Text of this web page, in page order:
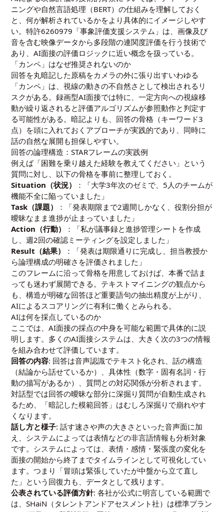
ニングや自然言語処理（BERT）の仕組みを理解しておく
と、何が解析されているかをより具体的にイメージしやす
い。特許6260979「事象評価支援システム」 は、画像及び
音を含む映像データから多段階の連関度評価を行う技術で
あり、AI面接の評価ロジックに近い概念を扱っている。
「カンペ」はなぜ推奨されないのか
回答を丸暗記した原稿をカメラの外に張り出すいわゆる
「カンペ」は、視線の動きの不自然さとして検出されるリ
スクがある。録画型AI面接では特に、一定方向への視線移
動が繰り返されると評価アルゴリズムが参照動作と判定す
る可能性がある。暗記よりも、回答の骨格（キーワード3
点）を頭に入れておくアプローチが実践的であり、同時に
話の自然な展開も担保しやすい。
回答の論理構造：STARフレームの実践例
例えば「困難を乗り越えた経験を教えてください」という
質問に対し、以下の骨格を事前に整理しておく。
Situation（状況）
：「大学3年次のゼミで、5人のチームが
機能不全に陥っていました」
Task（課題）
：「発表期限まで2週間しかなく、役割分担が
曖昧なまま進捗が止まっていました」
Action（行動）
：「私が議事録と進捗管理シートを作成
し、週2回の確認ミーティングを設定しました」
Result（結果）
：「発表は期限通りに完成し、担当教授か
ら論理構成の明確さを評価されました」
このフレームに沿って骨格を用意しておけば、本番で詰ま
っても迷わず展開できる。 テキストマイニングの観点から
も、構造が明確な回答ほど重要語句の抽出精度が上がり、
AIによるスコアリングに有利に働くとみられる。
AIは何を採点しているのか
ここでは、AI面接の採点の中身を可能な範囲で具体的に説
明します。多くのAI面接システムは、大きく次の3つの情報
を組み合わせて評価しています。
回答の内容: 回答は音声認識でテキスト化され、話の構造
（結論から話せているか）、具体性（数字・固有名詞・行
動の描写があるか）、質問との対応関係が分析されます。
対話型では回答の曖昧な部分に深掘り質問が自動生成され
るため、「暗記した模範回答」はむしろ深掘りで崩れやす
くなります。
話し方と様子: 話す速さや声の大きさといった音声面に加
え、システムによっては表情などの非言語情報も分析対象
です。システムによっては、表情・感情・緊張度の変化を
面接の開始から終了までタイムラインとして可視化してい
ます。つまり「冒頭は緊張していたが中盤から立て直し
た」という回復力も、データとして残ります。
公表されている評価方針: 各社が公式に明言している範囲で
は、SHaiN（タレントアンドアセスメント社）は標準プラン